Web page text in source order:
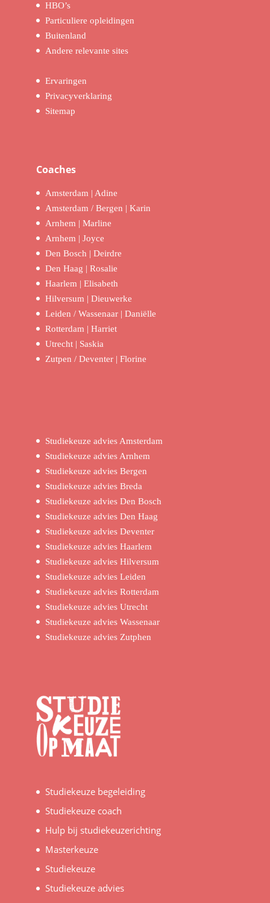
HBO’s
Particuliere opleidingen
Buitenland
Andere relevante sites
Ervaringen
Privacyverklaring
Sitemap
Coaches
Amsterdam | Adine
Amsterdam / Bergen | Karin
Arnhem | Marline
Arnhem | Joyce
Den Bosch | Deirdre
Den Haag | Rosalie
Haarlem | Elisabeth
Hilversum | Dieuwerke
Leiden / Wassenaar | Daniëlle
Rotterdam | Harriet
Utrecht | Saskia
Zutpen / Deventer | Florine
Studiekeuze advies Amsterdam
Studiekeuze advies Arnhem
Studiekeuze advies Bergen
Studiekeuze advies Breda
Studiekeuze advies Den Bosch
Studiekeuze advies Den Haag
Studiekeuze advies Deventer
Studiekeuze advies Haarlem
Studiekeuze advies Hilversum
Studiekeuze advies Leiden
Studiekeuze advies Rotterdam
Studiekeuze advies Utrecht
Studiekeuze advies Wassenaar
Studiekeuze advies Zutphen
Studiekeuze begeleiding
Studiekeuze coach
Hulp bij studiekeuzerichting
Masterkeuze
Studiekeuze
Studiekeuze advies